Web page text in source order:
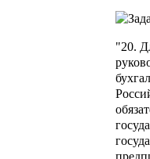
"20.